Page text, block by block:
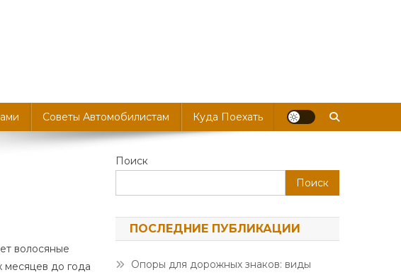
Советы Автомобилистам Куда Поехать
волосяные
месяцев до года
Поиск
Поиск
ПОСЛЕДНИЕ ПУБЛИКАЦИИ
Опоры для дорожных знаков: виды